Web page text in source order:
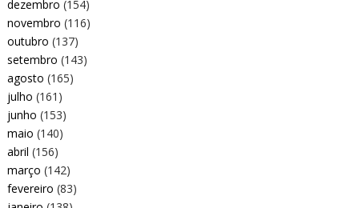
dezembro (154)
novembro (116)
outubro (137)
setembro (143)
agosto (165)
julho (161)
junho (153)
maio (140)
abril (156)
março (142)
fevereiro (83)